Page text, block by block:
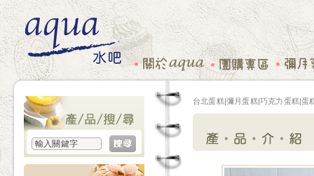
台北蛋糕|彌月蛋糕|巧克力蛋糕|蛋